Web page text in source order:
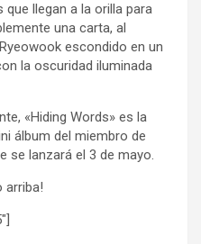
llegan a la orilla para
una carta, al
escondido en un
la oscuridad iluminada
«Hiding Words» es la
álbum del miembro de
se lanzará el 3 de mayo.
arriba!